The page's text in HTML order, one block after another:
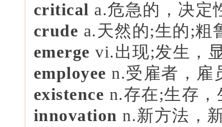
critical a.危急的，决定
crude a.天然的;生的;粗
emerge vi.出现;发生，
employee n.受雇者，雇
existence n.存在;生存
innovation n.新方法，